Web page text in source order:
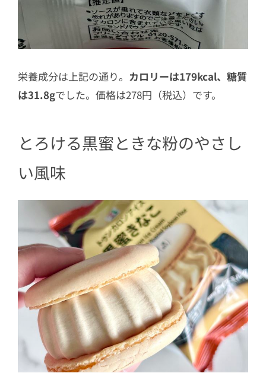
栄養成分は上記の通り。 カロリーは179kcal、糖質
は31.8gでした。価格は278円（税込）です。
とろける黒蜜ときな粉のやさし
い風味